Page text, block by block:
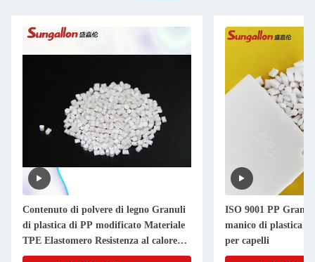
Contenuto di polvere di legno Granuli
di plastica di PP modificato Materiale
TPE Elastomero Resistenza al calore
per lo stampaggio a iniezione
ISO 9001 PP
manico di plastica di
per capelli